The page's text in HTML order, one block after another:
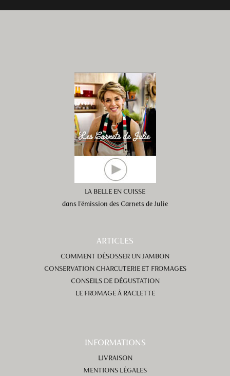
LA BELLE EN CUISSE
dans l’émission des Carnets de Julie
ARTICLES
COMMENT DÉSOSSER UN JAMBON
CONSERVATION CHARCUTERIE ET FROMAGES
CONSEILS DE DÉGUSTATION
LE FROMAGE À RACLETTE
INFORMATIONS
LIVRAISON
MENTIONS LÉGALES